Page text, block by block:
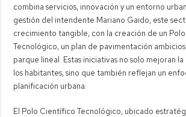
combina servicios, innovación y un entorno
gestión del intendente Mariano Gaido, este
crecimiento tangible, con la creación de un
Tecnológico, un plan de pavimentación
parque lineal. Estas iniciativas no solo mejoran
los habitantes, sino que también reflejan un
planificación urbana.
El Polo Científico Tecnológico, ubicado